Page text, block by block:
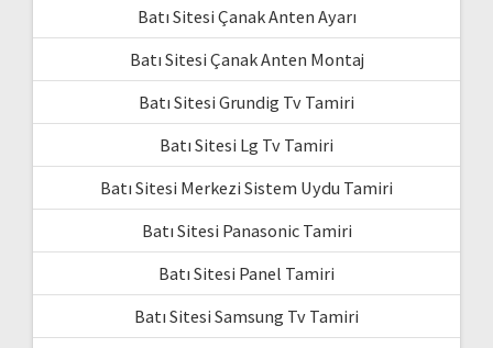
Batı Sitesi Çanak Anten Ayarı
Batı Sitesi Çanak Anten Montaj
Batı Sitesi Grundig Tv Tamiri
Batı Sitesi Lg Tv Tamiri
Batı Sitesi Merkezi Sistem Uydu Tamiri
Batı Sitesi Panasonic Tamiri
Batı Sitesi Panel Tamiri
Batı Sitesi Samsung Tv Tamiri